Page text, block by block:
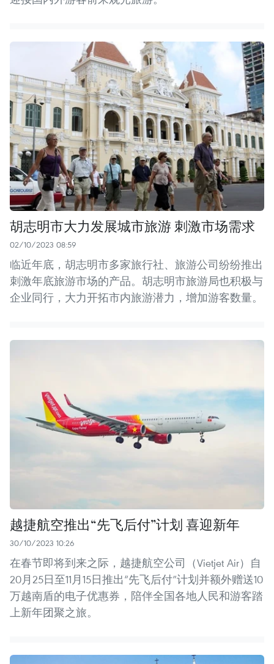
胡志明市大力发展城市旅游 刺激市场需求
02/10/2023 08:59
临近年底，胡志明市多家旅行社、旅游公司纷纷推出
刺激年底旅游市场的产品。胡志明市旅游局也积极与
企业同行，大力开拓市内旅游潜力，增加游客数量。
越捷航空推出“先飞后付”计划 喜迎新年
30/10/2023 10:26
在春节即将到来之际，越捷航空公司（Vietjet Air）自
20月25日至11月15日推出“先飞后付”计划并额外赠送10
万越南盾的电子优惠券，陪伴全国各地人民和游客踏
上新年团聚之旅。